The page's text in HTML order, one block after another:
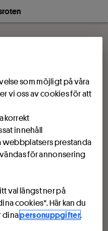
som möjligt på våra
vi oss av cookies för att
korrekt
innehåll
webbplatsers prestanda
för annonsering
val längst ner på
cookies". Här kan du
dinapersonuppgifter.